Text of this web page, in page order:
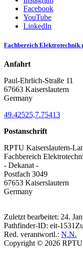
Facebook
YouTube
LinkedIn
Fachbereich Elektrotechnik
Anfahrt
Paul-Ehrlich-Straße 11
67663 Kaiserslautern
Germany
49.42525,7.75413
Postanschrift
RPTU Kaiserslautern-
Fachbereich
- Dekanat -
Postfach 3049
67653 Kaiserslautern
Germany
Zuletzt bearbeitet: 24.
Pathfinder-ID: eit-1531
Red. verantwortl.: N.N.
Copyright © 2026